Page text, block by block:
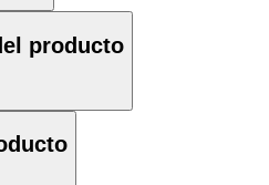
producto